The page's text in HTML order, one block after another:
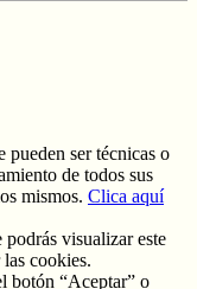
ser técnicas o
de todos sus
mismos. Clica aquí
visualizar este
cookies.
botón “Aceptar” o